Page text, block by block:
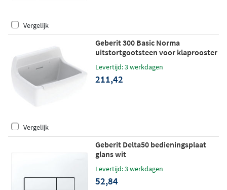
Vergelijk
Geberit 300 Basic Norma
uitstortgootsteen voor klaprooster
Levertijd: 3 werkdagen
211,42
Vergelijk
Geberit Delta50 bedieningsplaat
glans wit
Levertijd: 3 werkdagen
52,84